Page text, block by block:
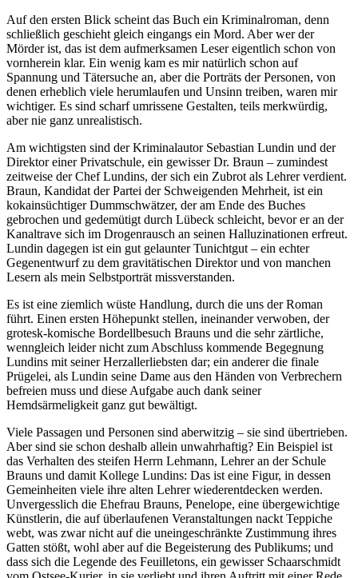
Auf den ersten Blick scheint das Buch ein Kriminalroman, denn
schließlich geschieht gleich eingangs ein Mord. Aber wer der
Mörder ist, das ist dem aufmerksamen Leser eigentlich schon von
vornherein klar. Ein wenig kam es mir natürlich schon auf
Spannung und Tätersuche an, aber die Porträts der Personen, von
denen erheblich viele herumlaufen und Unsinn treiben, waren mir
wichtiger. Es sind scharf umrissene Gestalten, teils merkwürdig,
aber nie ganz unrealistisch.
Am wichtigsten sind der Kriminalautor Sebastian Lundin und der
Direktor einer Privatschule, ein gewisser Dr. Braun – zumindest
zeitweise der Chef Lundins, der sich ein Zubrot als Lehrer verdient.
Braun, Kandidat der Partei der Schweigenden Mehrheit, ist ein
kokainsüchtiger Dummschwätzer, der am Ende des Buches
gebrochen und gedemütigt durch Lübeck schleicht, bevor er an der
Kanaltrave sich im Drogenrausch an seinen Halluzinationen erfreut.
Lundin dagegen ist ein gut gelaunter Tunichtgut – ein echter
Gegenentwurf zu dem gravitätischen Direktor und von manchen
Lesern als mein Selbstporträt missverstanden.
Es ist eine ziemlich wüste Handlung, durch die uns der Roman
führt. Einen ersten Höhepunkt stellen, ineinander verwoben, der
grotesk-komische Bordellbesuch Brauns und die sehr zärtliche,
wenngleich leider nicht zum Abschluss kommende Begegnung
Lundins mit seiner Herzallerliebsten dar; ein anderer die finale
Prügelei, als Lundin seine Dame aus den Händen von Verbrechern
befreien muss und diese Aufgabe auch dank seiner
Hemdsärmeligkeit ganz gut bewältigt.
Viele Passagen und Personen sind aberwitzig – sie sind übertrieben.
Aber sind sie schon deshalb allein unwahrhaftig? Ein Beispiel ist
das Verhalten des steifen Herrn Lehmann, Lehrer an der Schule
Brauns und damit Kollege Lundins: Das ist eine Figur, in dessen
Gemeinheiten viele ihre alten Lehrer wiederentdecken werden.
Unvergesslich die Ehefrau Brauns, Penelope, eine übergewichtige
Künstlerin, die auf überlaufenen Veranstaltungen nackt Teppiche
webt, was zwar nicht auf die uneingeschränkte Zustimmung ihres
Gatten stößt, wohl aber auf die Begeisterung des Publikums; und
dass sich die Legende des Feuilletons, ein gewisser Schaarschmidt